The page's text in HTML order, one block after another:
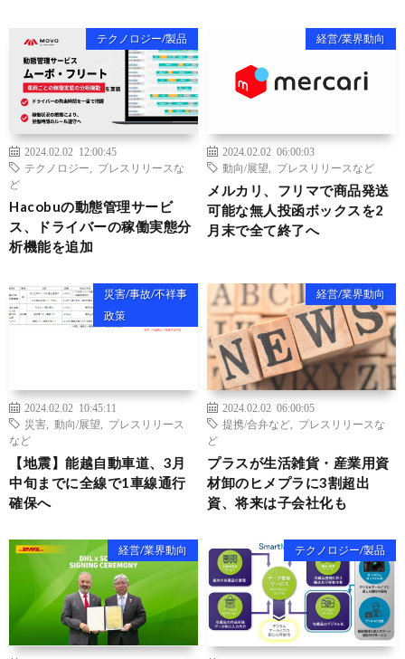
テクノロジー/製品
2024.02.02 12:00:45
テクノロジー
プレスリリースな
ど
Hacobuの動態管理サービ
ス、ドライバーの稼働実態分
析機能を追加
経営/業界動向
2024.02.02 06:00:03
動向/展望
プレスリリースなど
メルカリ、フリマで商品発送
可能な無人投函ボックスを2
月末で全て終了へ
災害/事故/不祥事
政策
2024.02.02 10:45:11
災害
動向/展望
プレスリリース
など
【地震】能越自動車道、3月
中旬までに全線で1車線通行
確保へ
経営/業界動向
2024.02.02 06:00:05
提携/合弁など
プレスリリースな
ど
プラスが生活雑貨・産業用資
材卸のヒメプラに3割超出
資、将来は子会社化も
経営/業界動向 テクノロジー/製品